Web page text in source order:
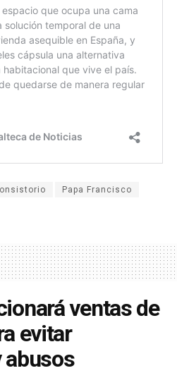
Papa Francisco
ventas de
evitar
abusos